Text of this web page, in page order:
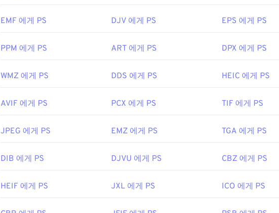
기본으로 제공되는 매우 유용한 프로그램으로,
보완하는 장점
Pro등이 있습니다. FreeConvert.com(NRW to JPG
)을 사용하면 NRW 파일을
XnView MP가있습니다. Linux/Unix에서는 오픈 소스, 크로스 플랫폼, 무료 프로
Zoner Photo Studio
등도 고려해 볼 만합니다.
최초 출시:2008년 8월
EMF 에게 PS DJV 에게 PS EPS 에게 PS
PPM 에게 PS ART 에게 PS DPX 에게 PS
WMZ 에게 PS DDS 에게 PS HEIC 에게 PS
AVIF 에게 PS PCX 에게 PS TIF 에게 PS
JPEG 에게 PS EMZ 에게 PS TGA 에게 PS
DIB 에게 PS DJVU 에게 PS CBZ 에게 PS
HEIF 에게 PS JXL 에게 PS ICO 에게 PS